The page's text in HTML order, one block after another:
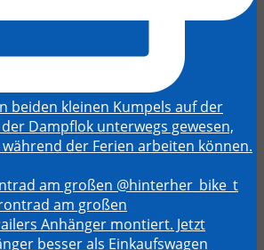
am großen @hinterher_bike_t